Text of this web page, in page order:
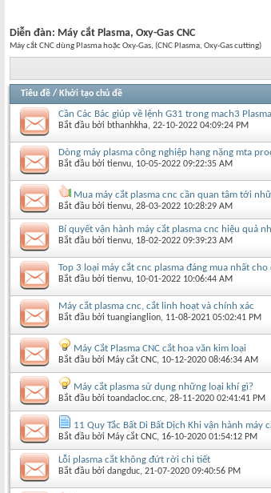
Diễn đàn: Máy cắt Plasma, Oxy-Gas CNC
Máy cắt CNC dùng Plasma hoặc Oxy-Gas, (CNC Plasma, Oxy-Gas cutting)
Tiêu đề / Khởi tạo chủ đề
Cần Các Bác giúp về lệnh G31 trong mach3 Plasma
Bắt đầu bởi bthanhkha‎, 22-10-2022 04:09:24 PM
Dòng máy plasma công nghiệp hạng nặng mta
Bắt đầu bởi tienvu‎, 10-05-2022 09:22:35 AM
Mua máy cắt plasma cnc cần quan tâm tới
Bắt đầu bởi tienvu‎, 28-03-2022 10:28:29 AM
Bí quyết vận hành máy cắt plasma cnc hiệu quả
Bắt đầu bởi tienvu‎, 18-02-2022 09:39:23 AM
Top 3 loại máy cắt cnc plasma đáng mua nhất
Bắt đầu bởi tienvu‎, 10-01-2022 10:06:44 AM
Máy cắt plasma cnc, cắt linh hoạt và chính xác
Bắt đầu bởi tuangianglion‎, 11-08-2021 05:02:41 PM
Máy Cắt Plasma CNC cắt hoa văn kim loại
Bắt đầu bởi Máy cắt CNC‎, 10-12-2020 08:46:34 AM
Máy cắt plasma sử dụng những loại khí gì?
Bắt đầu bởi toandacloc.cnc‎, 28-11-2020 02:41:41 PM
11 Quy Tắc Bất Di Bất Dịch Khi vận hành máy
Bắt đầu bởi Máy cắt CNC‎, 16-10-2020 01:54:12 PM
Lỗi plasma cắt không đứt rời chi tiết
Bắt đầu bởi dangduc‎, 21-07-2020 09:40:56 PM